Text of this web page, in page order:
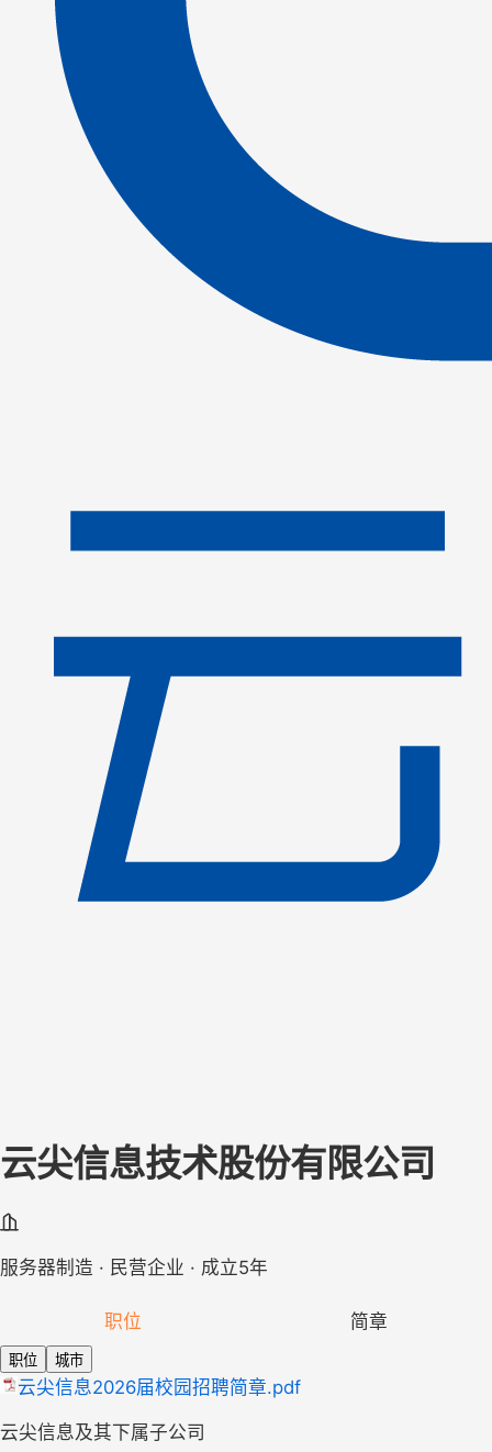
云尖信息技术股份有限公司
服务器制造 · 民营企业 · 成立5年
职位 简章
职位 城市
云尖信息2026届校园招聘简章.pdf
云尖信息及其下属子公司